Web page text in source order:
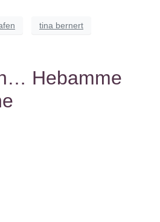
tina bernert
Hebamme